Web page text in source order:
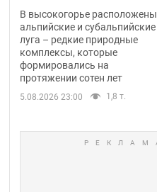
забили тревогу
В высокогорье расположены
альпийские и субальпийские
луга – редкие природные
комплексы, которые
формировались на
протяжении сотен лет
5.08.2026 23:00 1,8 т.